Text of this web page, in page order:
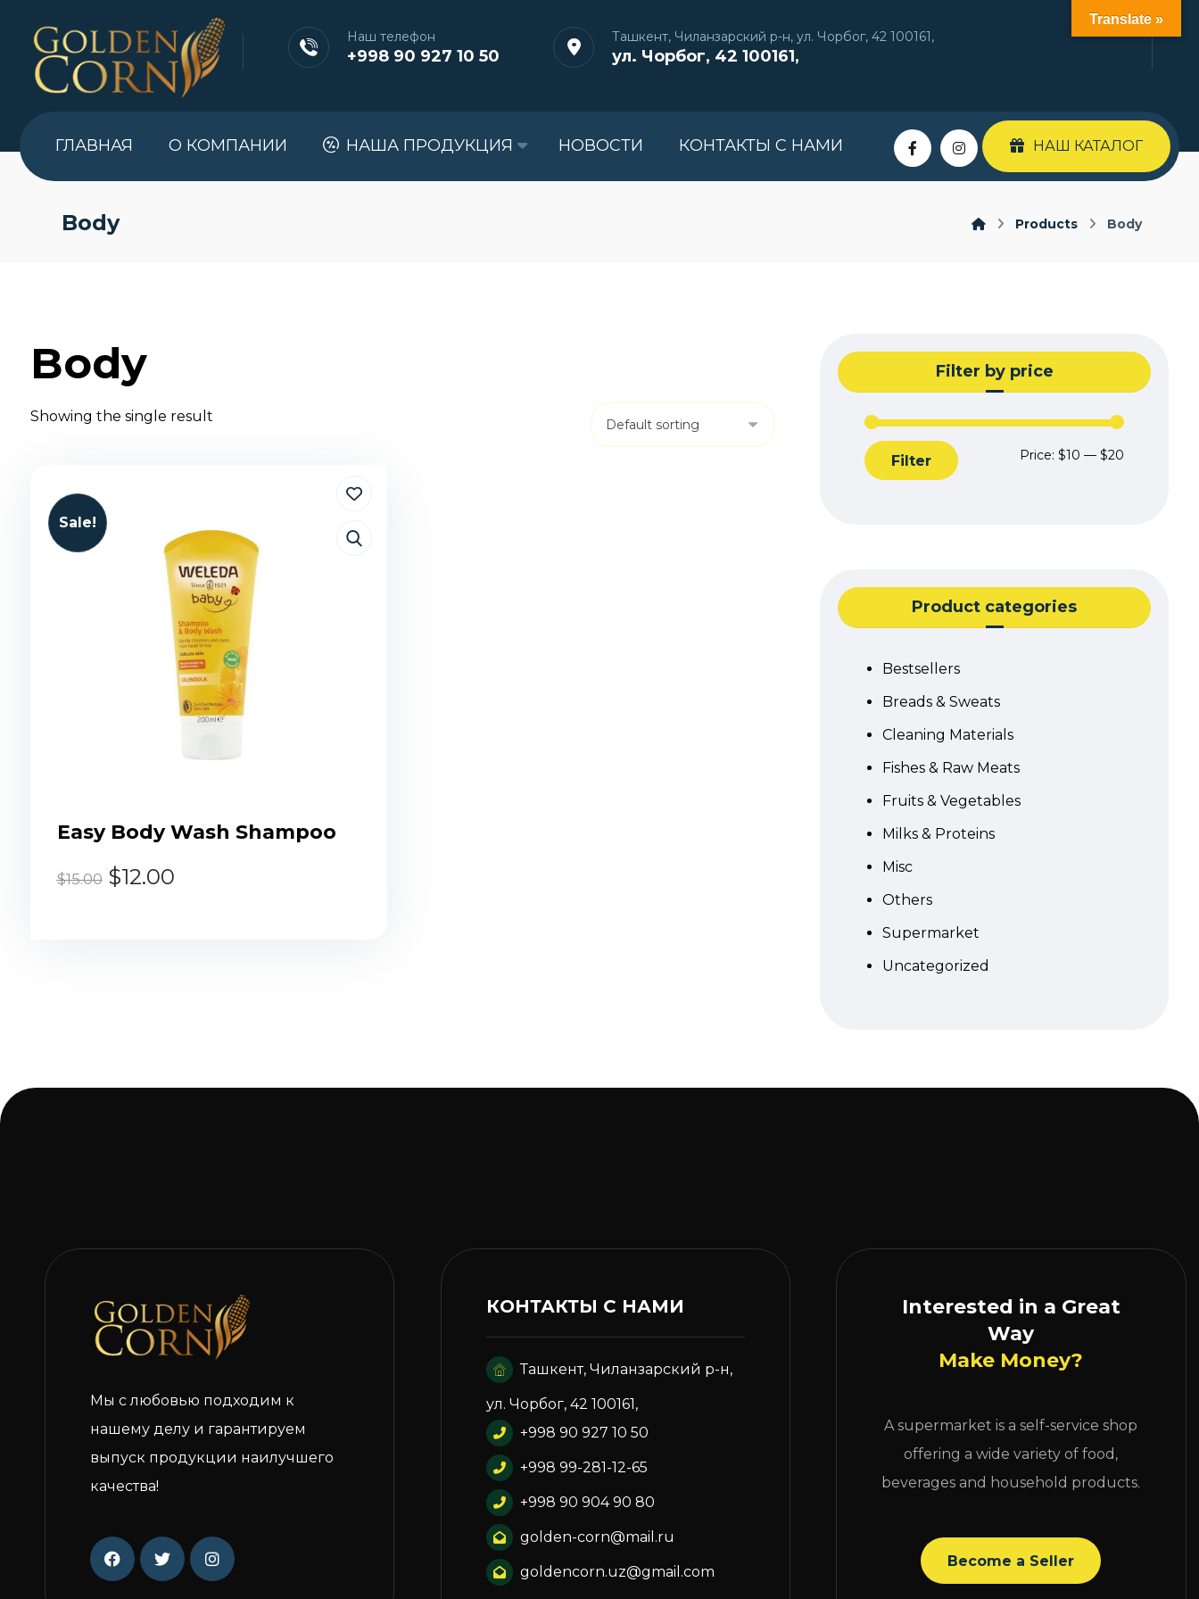
Наш телефон
+998 90 927 10 50
Ташкент, Чиланзарский р-н, ул. Чорбог, 42 100161,
ул. Чорбог, 42 100161,
ГЛАВНАЯ О КОМПАНИИ НАША ПРОДУКЦИЯ НОВОСТИ КОНТАКТЫ С НАМИ НАШ КАТАЛОГ
Body Products Body
Body
Showing the single result
Easy Body Wash Shampoo
$15.00 $12.00
Sale!
Filter by price
Filter Price:$10 —$20
Product categories
Bestsellers
Breads & Sweats
Cleaning Materials
Fishes & Raw Meats
Fruits & Vegetables
Milks & Proteins
Misc
Others
Supermarket
Uncategorized
Мы с любовью подходим к
нашему делу и гарантируем
выпуск продукции наилучшего
качества!
КОНТАКТЫ С НАМИ
Ташкент, Чиланзарский р-н,
ул. Чорбог, 42 100161,
+998 90 927 10 50
+998 99-281-12-65
+998 90 904 90 80
golden-corn@mail.ru
goldencorn.uz@gmail.com
Interested in a Great
Way
Make Money?
A supermarket is a self-service shop
offering a wide variety of food,
beverages and household products.
Become a Seller
Translate »